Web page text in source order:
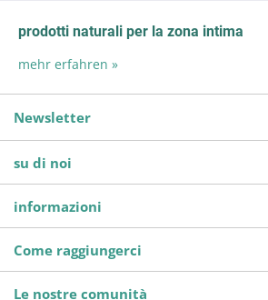
prodotti naturali per la zona intima
mehr erfahren »
Newsletter
su di noi
informazioni
Come raggiungerci
Le nostre comunità